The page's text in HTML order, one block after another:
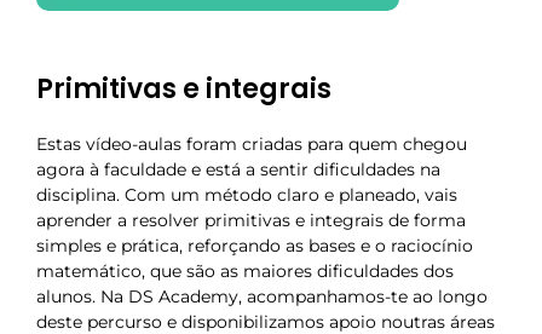
Primitivas e integrais
Estas vídeo-aulas foram criadas para quem chegou
agora à faculdade e está a sentir dificuldades na
disciplina. Com um método claro e planeado, vais
aprender a resolver primitivas e integrais de forma
simples e prática, reforçando as bases e o raciocínio
matemático, que são as maiores dificuldades dos
alunos. Na DS Academy, acompanhamos-te ao longo
deste percurso e disponibilizamos apoio noutras áreas